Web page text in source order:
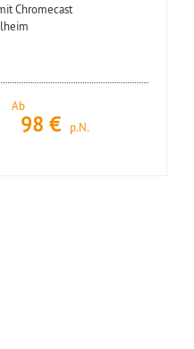
Chromecast
Ab
98 € p.N.